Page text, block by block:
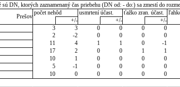
DN, ktorých zaznamenaný čas priebehu (DN od: - do:) sa zmestí do
Prešov
počet nehôd usmrtení účast. ťažko zran. účast.
+/-
+/- +/-
3 3 0 0 0 0
2 -2 0 0 0 0
11 4 1 1 0 -1
17 2 0 0 1 1
10 1 0 0 0 0
5 -1 0 0 0 0
10 0 0 0 0 0